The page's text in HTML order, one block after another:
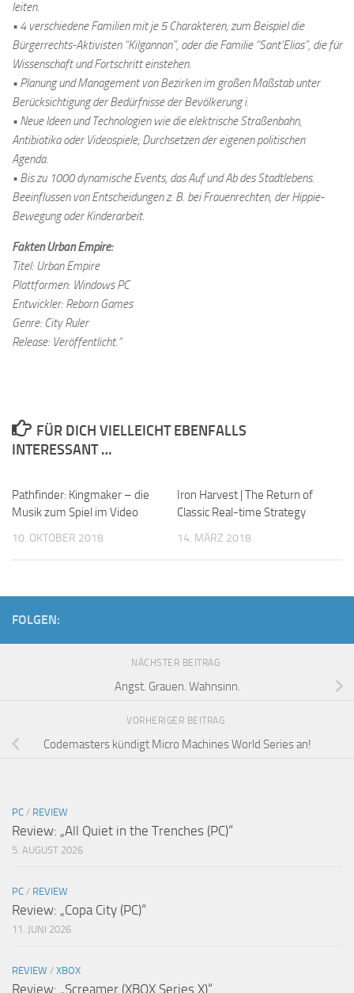
leiten.
• 4 verschiedene Familien mit je 5 Charakteren; zum Beispiel die
Bürgerrechts-Aktivisten “Kilgannon”, oder die Familie “Sant’Elias”, die für
Wissenschaft und Fortschritt einstehen.
• Planung und Management von Bezirken im großen Maßstab unter
Berücksichtigung der Bedürfnisse der Bevölkerung i.
• Neue Ideen und Technologien wie die elektrische Straßenbahn,
Antibiotika oder Videospiele; Durchsetzen der eigenen politischen
Agenda.
• Bis zu 1000 dynamische Events, das Auf und Ab des Stadtlebens.
Beeinflussen von Entscheidungen z. B. bei Frauenrechten, der Hippie-
Bewegung oder Kinderarbeit.
Fakten Urban Empire:
Titel: Urban Empire
Plattformen: Windows PC
Entwickler: Reborn Games
Genre: City Ruler
Release: Veröffentlicht.“
FÜR DICH VIELLEICHT EBENFALLS
INTERESSANT …
Pathfinder: Kingmaker – die
Musik zum Spiel im Video
10. OKTOBER 2018
Iron Harvest | The Return of
Classic Real-time Strategy
14. MÄRZ 2018
FOLGEN:
NÄCHSTER BEITRAG
Angst. Grauen. Wahnsinn.
VORHERIGER BEITRAG
Codemasters kündigt Micro Machines World Series an!
PC / REVIEW
Review: „All Quiet in the Trenches (PC)“
5. AUGUST 2026
PC / REVIEW
Review: „Copa City (PC)“
11. JUNI 2026
REVIEW / XBOX
Review: „Screamer (XBOX Series X)“